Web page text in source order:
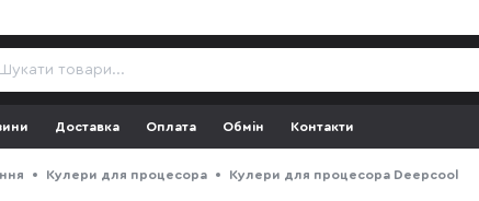
Доставка Оплата Обмін Контакти
Кулери для процесора Кулери для процесора Deepcool